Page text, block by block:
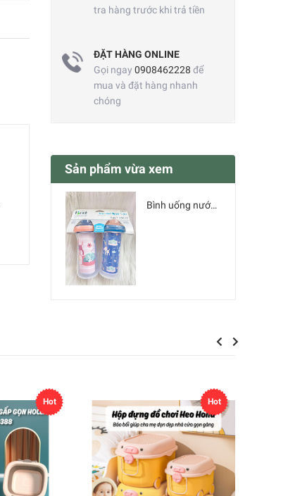
tra hàng trước khi trả tiền
ĐẶT HÀNG ONLINE
Gọi ngay 0908462228 để
mua và đặt hàng nhanh
chóng
Sản phẩm vừa xem
Bình uống nước The First Year 266ml - dành cho Bé - SET 2 bình
Previous
Hot Hot
Next